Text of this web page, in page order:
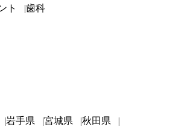
ト
歯科
岩手県 宮城県
秋田県